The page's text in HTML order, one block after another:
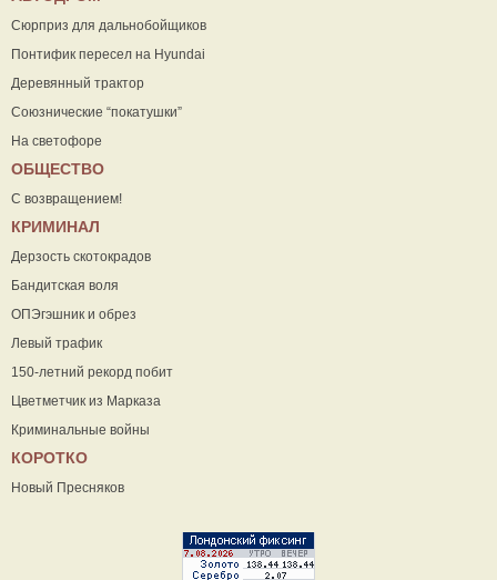
Сюрприз для дальнобойщиков
Понтифик пересел на Hyundai
Деревянный трактор
Союзнические “покатушки”
На светофоре
ОБЩЕСТВО
С возвращением!
КРИМИНАЛ
Дерзость скотокрадов
Бандитская воля
ОПЭгэшник и обрез
Левый трафик
150-летний рекорд побит
Цветметчик из Марказа
Криминальные войны
КОРОТКО
Новый Пресняков